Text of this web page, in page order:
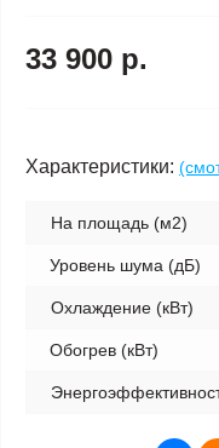
33 900 р.
Характеристики:
На площадь (м2)
Уровень шума (дБ)
Охлаждение (кВт)
Обогрев (кВт)